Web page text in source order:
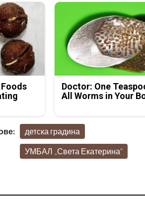
Doctor: One
All Worms in Your
детска градина
УМБАЛ „Света Екатерина“